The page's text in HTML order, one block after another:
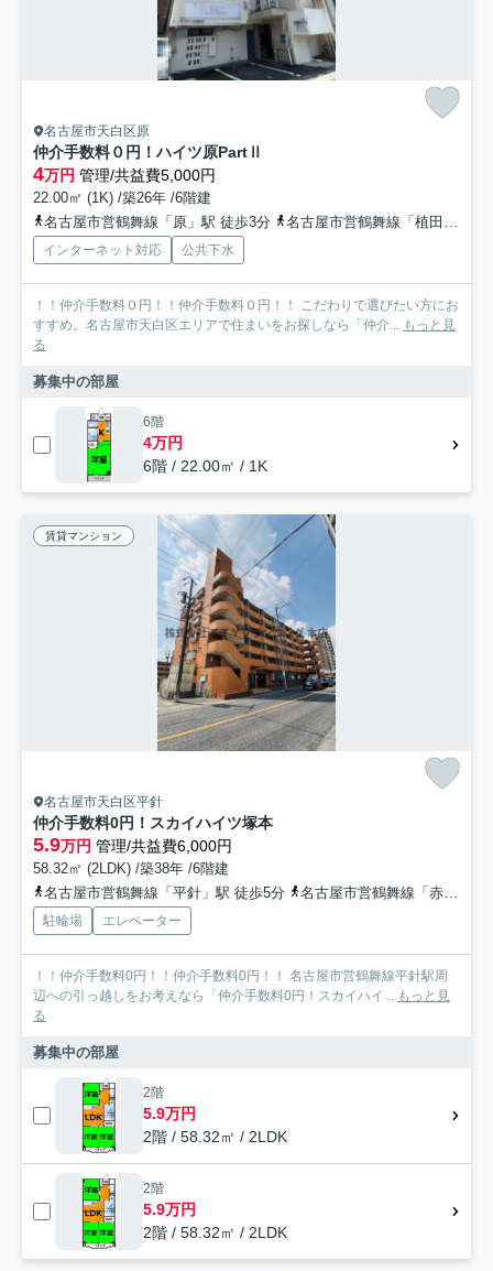
名古屋市天白区原
仲介手数料０円！ハイツ原PartⅡ
4万円 管理/共益費5,000円
22.00㎡ (1K) /築26年 /6階建
名古屋市営鶴舞線「原」駅 徒歩3分
名古屋市営鶴舞線「植田」駅 徒歩11分
インターネット対応 公共下水
！！仲介手数料０円！！仲介手数料０円！！ こだわりで選びたい方にお
すすめ。名古屋市天白区エリアで住まいをお探しなら「仲介... もっと見
る
募集中の部屋
6階
4万円
6階 / 22.00㎡ / 1K
賃貸マンション
名古屋市天白区平針
仲介手数料0円！スカイハイツ塚本
5.9万円 管理/共益費6,000円
58.32㎡ (2LDK) /築38年 /6階建
名古屋市営鶴舞線「平針」駅 徒歩5分
名古屋市営鶴舞線「赤池」駅 徒歩12分
駐輪場 エレベーター
！！仲介手数料0円！！仲介手数料0円！！ 名古屋市営鶴舞線平針駅周
辺への引っ越しをお考えなら「仲介手数料0円！スカイハイ... もっと見
る
募集中の部屋
2階
5.9万円
2階 / 58.32㎡ / 2LDK
2階
5.9万円
2階 / 58.32㎡ / 2LDK